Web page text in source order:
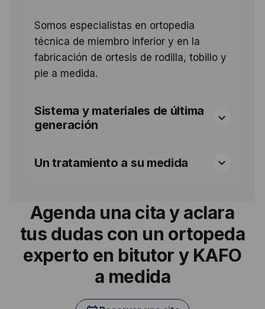
Somos especialistas en ortopedia
técnica de miembro inferior y en la
fabricación de ortesis de rodilla, tobillo y
pie a medida.
Sistema y materiales de última
generación
Un tratamiento a su medida
Agenda una cita y aclara
tus dudas con un ortopeda
experto en bitutor y KAFO
a medida